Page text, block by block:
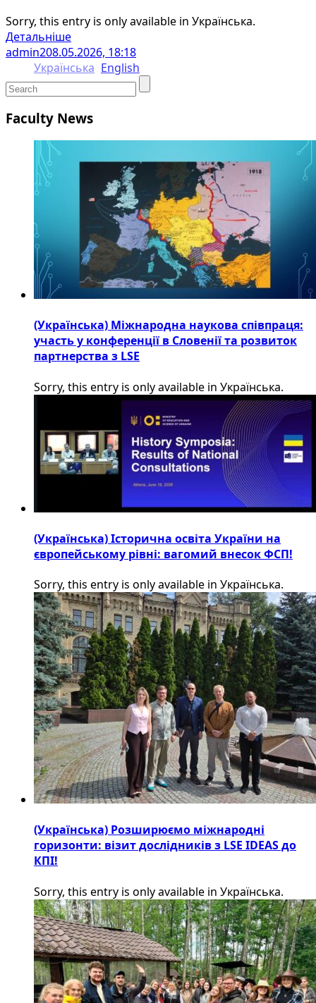
Sorry, this entry is only available in Українська.
Детальніше
admin208.05.2026, 18:18
Українська English
Faculty News
(Українська) Міжнародна наукова співпраця:
участь у конференції в Словенії та розвиток
партнерства з LSE
Sorry, this entry is only available in Українська.
(Українська) Історична освіта України на
європейському рівні: вагомий внесок ФСП!
Sorry, this entry is only available in Українська.
(Українська) Розширюємо міжнародні
горизонти: візит дослідників з LSE IDEAS до
КПІ!
Sorry, this entry is only available in Українська.